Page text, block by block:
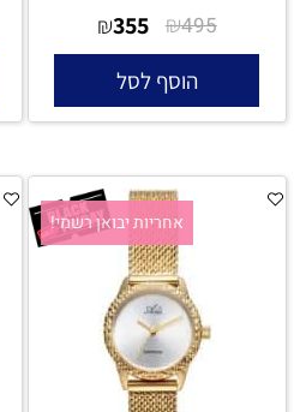
₪495
₪355
הוסף לסל
אחריות יבואן רשמי!